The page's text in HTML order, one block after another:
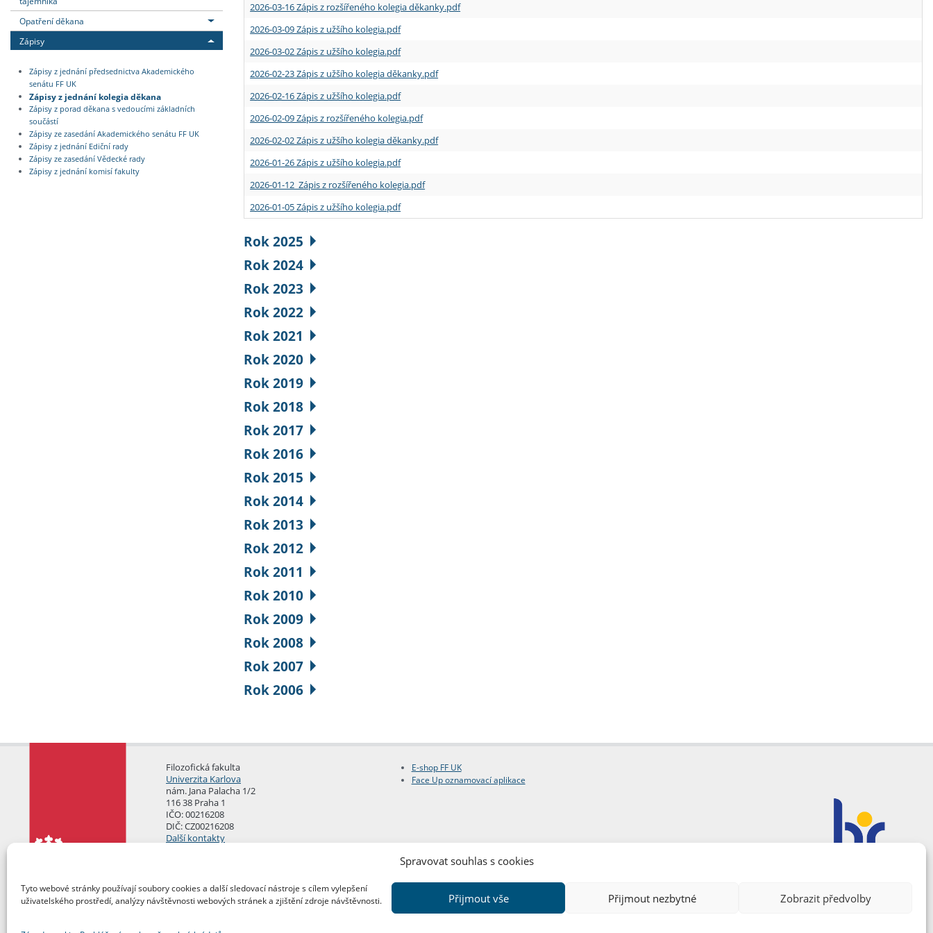
Spravovat souhlas s cookies
Tyto webové stránky používají soubory cookies a další sledovací nástroje s cílem vylepšení
uživatelského prostředí, analýzy návštěvnosti webových stránek a zjištění zdroje návštěvnosti.
Přijmout vše Přijmout nezbytné Zobrazit předvolby
Opatření děkana
Zápisy
Zápisy z jednání předsednictva Akademického
senátu FF UK
Zápisy z jednání kolegia děkana
Zápisy z porad děkana s vedoucími základních
součástí
Zápisy ze zasedání Akademického senátu FF UK
Zápisy z jednání Ediční rady
Zápisy ze zasedání Vědecké rady
Zápisy z jednání komisí fakulty
2026-03-16 Zápis z rozšířeného kolegia děkanky.pdf
2026-03-09 Zápis z užšího kolegia.pdf
2026-03-02 Zápis z užšího kolegia.pdf
2026-02-23 Zápis z užšího kolegia děkanky.pdf
2026-02-16 Zápis z užšího kolegia.pdf
2026-02-09 Zápis z rozšířeného kolegia.pdf
2026-02-02 Zápis z užšího kolegia děkanky.pdf
2026-01-26 Zápis z užšího kolegia.pdf
2026-01-12 Zápis z rozšířeného kolegia.pdf
2026-01-05 Zápis z užšího kolegia.pdf
Rok 2025
Rok 2024
Rok 2023
Rok 2022
Rok 2021
Rok 2020
Rok 2019
Rok 2018
Rok 2017
Rok 2016
Rok 2015
Rok 2014
Rok 2013
Rok 2012
Rok 2011
Rok 2010
Rok 2009
Rok 2008
Rok 2007
Rok 2006
Filozofická fakulta
Univerzita Karlova
nám. Jana Palacha 1/2
116 38 Praha 1
IČO: 00216208
DIČ: CZ00216208
Další kontakty
E-shop FF UK
Face Up oznamovací aplikace